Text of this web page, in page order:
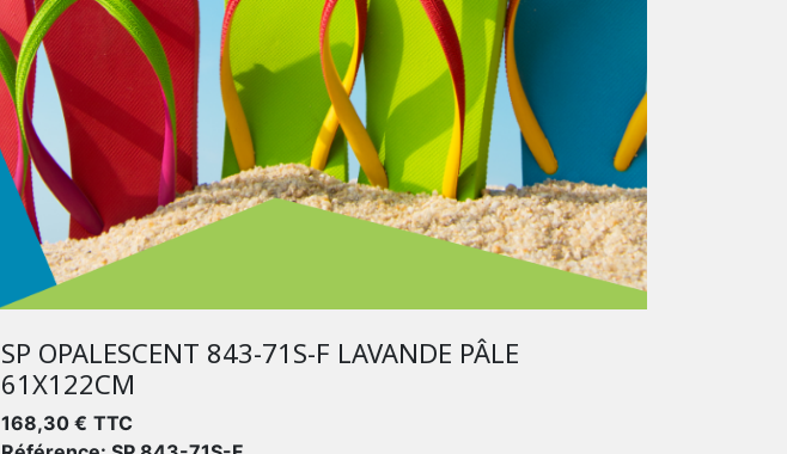
SP OPALESCENT 843-71S-F LAVANDE PÂLE
61X122CM
168,30 € TTC